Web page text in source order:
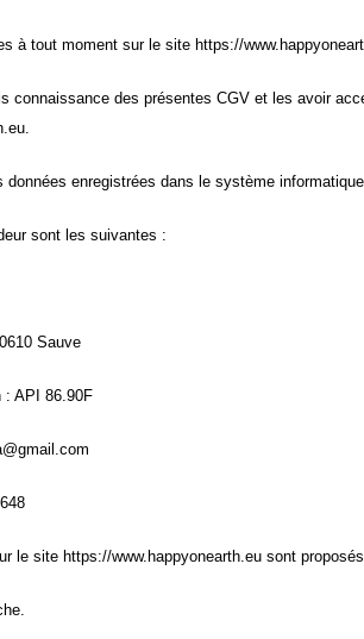
à tout moment sur le site https://
connaissance des présentes CGV et les avoir
.
données enregistrées dans le système
sont les suivantes :
Sauve
: API 86.90F
le site https://www.happyonearth.eu sont
.